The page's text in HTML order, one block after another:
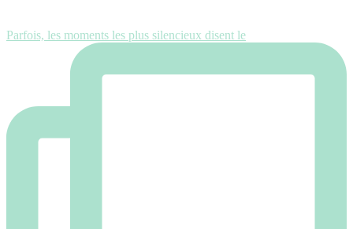
Parfois, les moments les plus silencieux disent le